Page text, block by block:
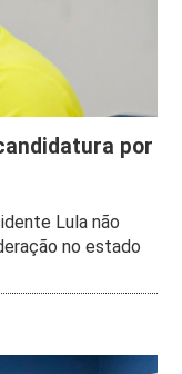
por
Lula não
no estado